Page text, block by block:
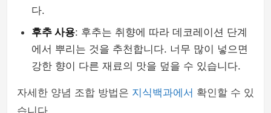
다.
후추 사용: 후추는 취향에 따라 데코레이션 단계
에서 뿌리는 것을 추천합니다. 너무 많이 넣으면
강한 향이 다른 재료의 맛을 덮을 수 있습니다.
자세한 양념 조합 방법은 지식백과에서 확인할 수 있
습니다.